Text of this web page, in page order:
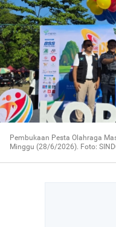
Pembukaan Pesta Olahraga
Minggu (28/6/2026). Foto: